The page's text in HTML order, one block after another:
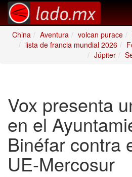
China
Aventura volcan purace
lista de francia mundial 2026
Júpiter
Vox presenta
en el
Binéfar contra
UE-Mercosur